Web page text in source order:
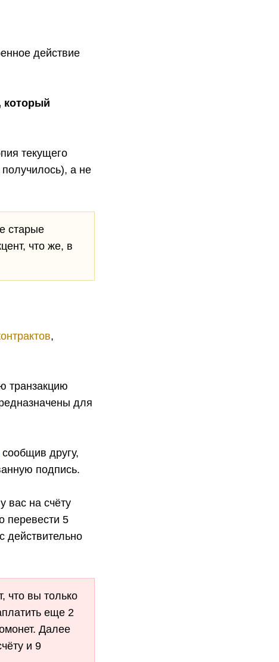
действие
который
текущего
а не
старые
что же, в
,
транзакцию
для
сообщив другу,
подпись.
вас на счёту
перевести 5
действительно
что вы только
еще 2
Далее
и 9